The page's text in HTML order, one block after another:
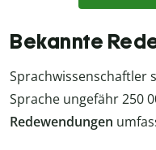
Bekannte
Sprachwissenschaftler
Sprache ungefähr 250
Redewendungen